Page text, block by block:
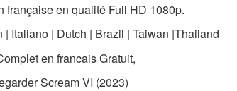
française en qualité Full HD 1080p.
Italiano | Dutch | Brazil | Taiwan |Thailand
en francais Gratuit,
Scream VI (2023)